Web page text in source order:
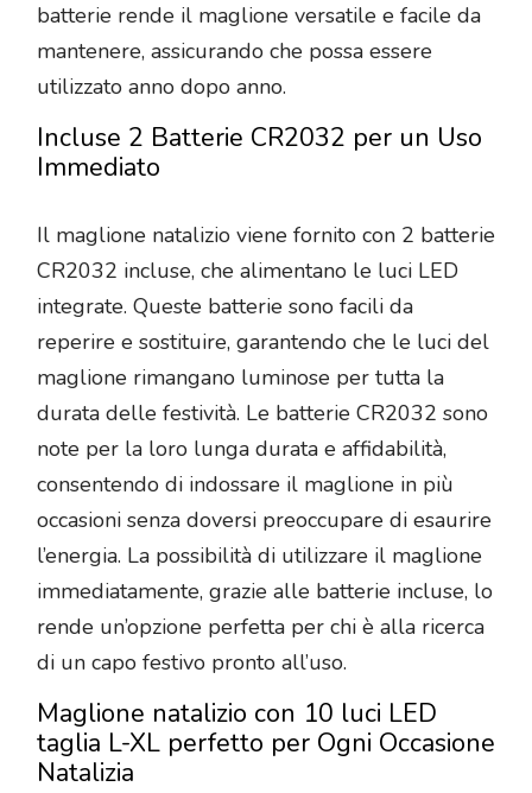
batterie rende il maglione versatile e facile da
mantenere, assicurando che possa essere
utilizzato anno dopo anno.
Incluse 2 Batterie CR2032 per un Uso
Immediato
Il maglione natalizio viene fornito con 2 batterie
CR2032 incluse, che alimentano le luci LED
integrate. Queste batterie sono facili da
reperire e sostituire, garantendo che le luci del
maglione rimangano luminose per tutta la
durata delle festività. Le batterie CR2032 sono
note per la loro lunga durata e affidabilità,
consentendo di indossare il maglione in più
occasioni senza doversi preoccupare di esaurire
l’energia. La possibilità di utilizzare il maglione
immediatamente, grazie alle batterie incluse, lo
rende un’opzione perfetta per chi è alla ricerca
di un capo festivo pronto all’uso.
Maglione natalizio con 10 luci LED
taglia L-XL perfetto per Ogni Occasione
Natalizia